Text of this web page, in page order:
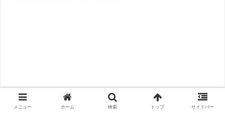
メニュー ホーム 検索 トップ サイドバー